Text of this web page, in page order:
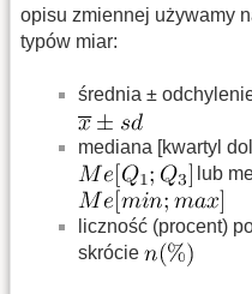
opisu zmiennej używamy
typów miar:
średnia ±
mediana [kwartyl
lub
liczność (procent)
skrócie